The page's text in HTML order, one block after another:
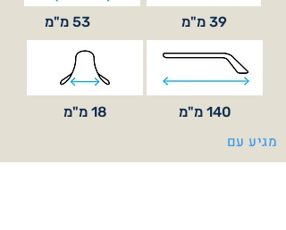
53 מ"מ
18 מ"מ
39 מ"מ
140 מ"מ
מגיע עם